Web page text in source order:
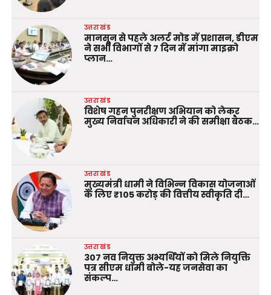
उत्तराखंड
मानसून से पहले अलर्ट मोड में प्रशासन, डीएम
ने सभी विभागों से 7 दिन में मांगा माइक्रो
प्लान…
उत्तराखंड
विशेष गहन पुनरीक्षण अभियान को लेकर
मुख्य निर्वाचन अधिकारी ने की समीक्षा बैठक…
उत्तराखंड
मुख्यमंत्री धामी ने विभिन्न विकास योजनाओं
के लिए ₹105 करोड़ की वित्तीय स्वीकृति दी…
उत्तराखंड
307 नव नियुक्त अभ्यर्थियों को मिले नियुक्ति
पत्र सीएम धामी बोले-यह जनसेवा का
संकल्प…